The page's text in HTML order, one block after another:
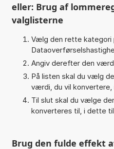
eller: Brug af
valglisterne
Vælg den rette
Angiv derefter den
På listen skal du vælg
værdi, du vil
Til slut skal du vælge
konverteres til, i dette
Brug den fulde effekt